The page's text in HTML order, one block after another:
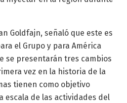
Goldfajn, señaló que este es
el Grupo y para América
se presentarán tres cambios
vez en la historia de la
tienen como objetivo
escala de las actividades del